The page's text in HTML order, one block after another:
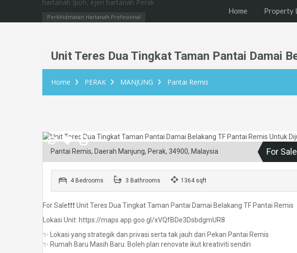
Perkhidmatan Hartanah Profesional
Home Property
Unit Teres Dua Tingkat Taman Pantai Damai
Home PERAK MANJUNG Pantai Remis
Pantai Remis, Daerah Manjung, Perak, 34900, Malaysia For Sale
4 Bedrooms 3 Bathrooms 1364 sqft
For Sale❗️❗️❗️ Unit Teres Dua Tingkat Taman Pantai Damai Belakang TF Pantai Remis
Lokasi Unit: https://maps.app.goo.gl/xVQfBDe3DsbdgmUR8
✨ Lokasi yang strategik dan privasi serta tak jauh dari Pekan Pantai Remis
✨ Rumah Baru Masih Baru. Boleh plan renovate ikut kreativiti sendiri